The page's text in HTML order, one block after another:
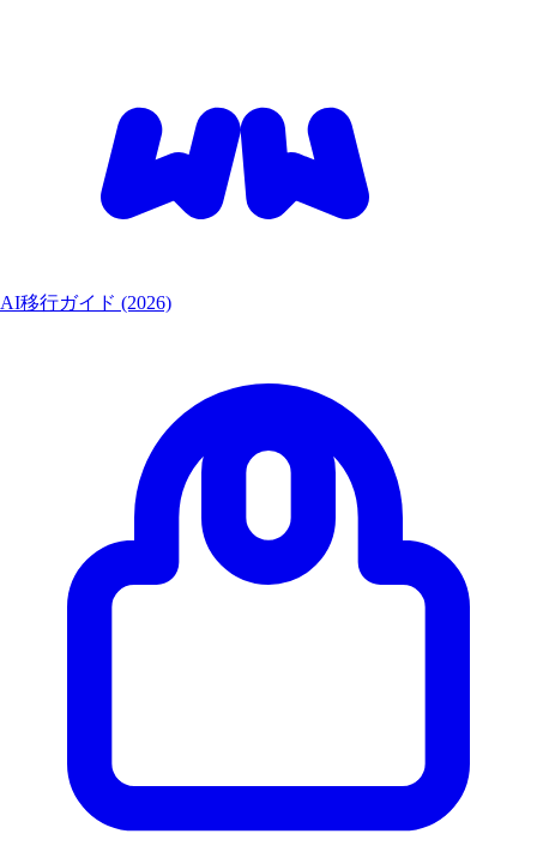
AI移行ガイド (2026)